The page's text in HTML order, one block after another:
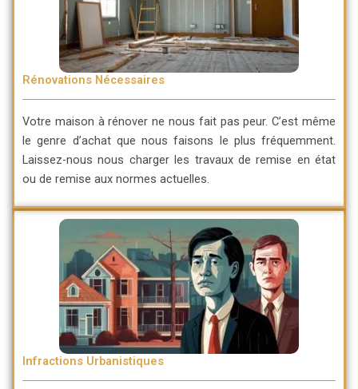
Infractions Urbanistiques
Rénovations Nécessaires
Votre maison à rénover ne nous fait pas peur. C’est même
le genre d’achat que nous faisons le plus fréquemment.
Laissez-nous nous charger les travaux de remise en état
ou de remise aux normes actuelles.